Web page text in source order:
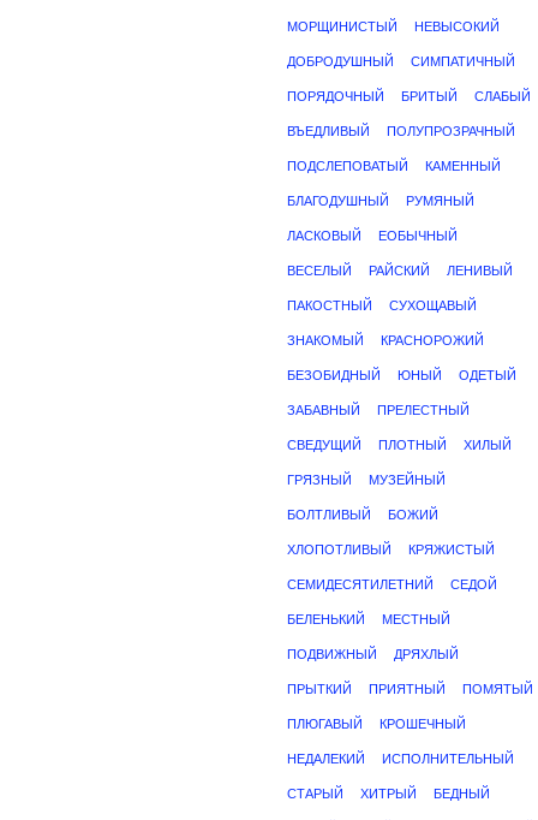
МОРЩИНИСТЫЙ НЕВЫСОКИЙ
ДОБРОДУШНЫЙ СИМПАТИЧНЫЙ
ПОРЯДОЧНЫЙ БРИТЫЙ СЛАБЫЙ
ВЪЕДЛИВЫЙ ПОЛУПРОЗРАЧНЫЙ
ПОДСЛЕПОВАТЫЙ КАМЕННЫЙ
БЛАГОДУШНЫЙ РУМЯНЫЙ
ЛАСКОВЫЙ ЕОБЫЧНЫЙ
ВЕСЕЛЫЙ РАЙСКИЙ ЛЕНИВЫЙ
ПАКОСТНЫЙ СУХОЩАВЫЙ
ЗНАКОМЫЙ КРАСНОРОЖИЙ
БЕЗОБИДНЫЙ ЮНЫЙ ОДЕТЫЙ
ЗАБАВНЫЙ ПРЕЛЕСТНЫЙ
СВЕДУЩИЙ ПЛОТНЫЙ ХИЛЫЙ
ГРЯЗНЫЙ МУЗЕЙНЫЙ
БОЛТЛИВЫЙ БОЖИЙ
ХЛОПОТЛИВЫЙ КРЯЖИСТЫЙ
СЕМИДЕСЯТИЛЕТНИЙ СЕДОЙ
БЕЛЕНЬКИЙ МЕСТНЫЙ
ПОДВИЖНЫЙ ДРЯХЛЫЙ
ПРЫТКИЙ ПРИЯТНЫЙ ПОМЯТЫЙ
ПЛЮГАВЫЙ КРОШЕЧНЫЙ
НЕДАЛЕКИЙ ИСПОЛНИТЕЛЬНЫЙ
СТАРЫЙ ХИТРЫЙ БЕДНЫЙ